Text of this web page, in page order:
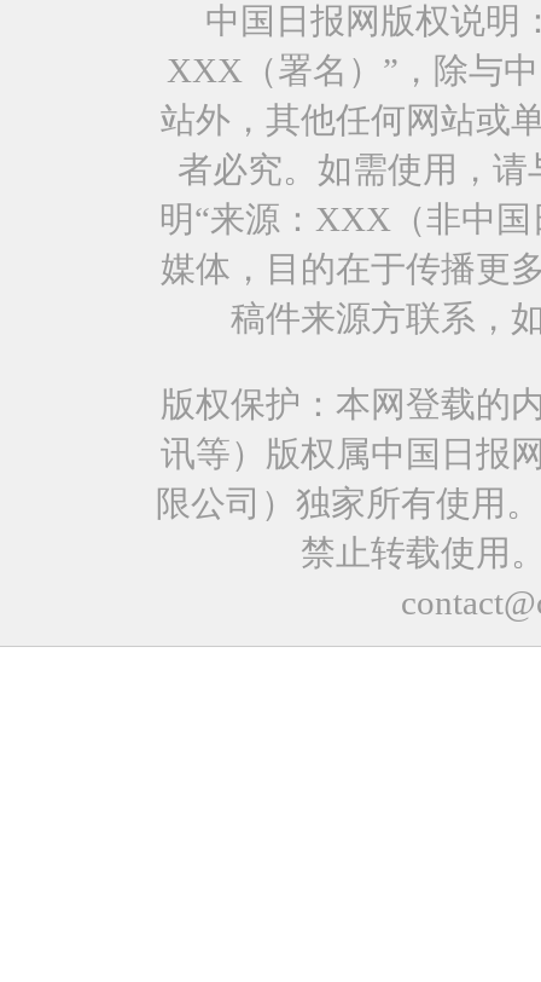
中国日报网版权说明
XXX（署名）”，除与
站外，其他任何网站或
者必究。如需使用，请
明“来源：XXX（非中
媒体，目的在于传播更
稿件来源方联系，
版权保护：本网登载的
讯等）版权属中国日报
限公司）独家所有使用
禁止转载使用